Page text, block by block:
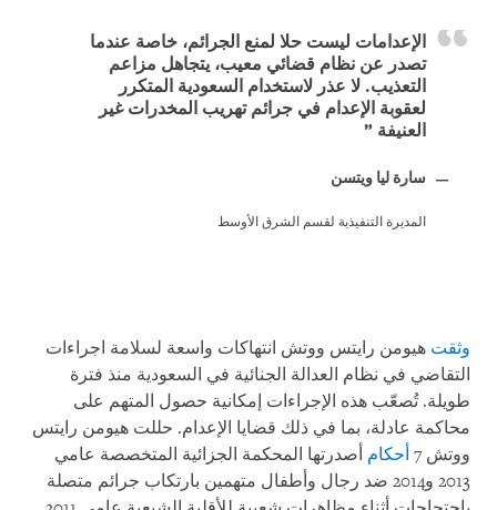
الإعدامات ليست حلا لمنع الجرائم، خاصة عندما
تصدر عن نظام قضائي معيب، يتجاهل مزاعم
التعذيب. لا عذر لاستخدام السعودية المتكرر
لعقوبة الإعدام في جرائم تهريب المخدرات غير
العنيفة
سارة ليا ويتسن
المديرة التنفيذية لقسم الشرق الأوسط
وثقت هيومن رايتس ووتش انتهاكات واسعة لسلامة اجراءات
التقاضي في نظام العدالة الجنائية في السعودية منذ فترة
طويلة. تُصعّب هذه الإجراءات إمكانية حصول المتهم على
محاكمة عادلة، بما في ذلك قضايا الإعدام. حللت هيومن رايتس
ووتش 7
أحكام أصدرتها المحكمة الجزائية المتخصصة عامي
2013 و2014 ضد رجال وأطفال متهمين بارتكاب جرائم متصلة